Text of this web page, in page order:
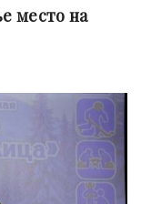
место на